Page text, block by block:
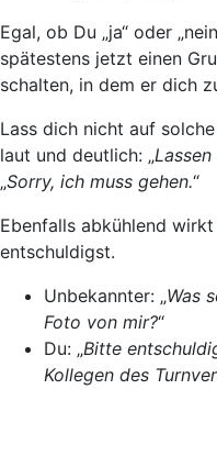
Egal, ob Du „ja“ oder
spätestens jetzt einen
schalten, in dem er dich
Lass dich nicht auf
laut und deutlich: „
„Sorry, ich muss gehen.“
Ebenfalls abkühlend wirkt
entschuldigst.
Unbekannter: „Was
Foto von mir?“
Du: „Bitte
Kollegen des